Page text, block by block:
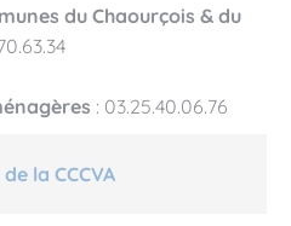
du Chaourçois & du
: 03.25.40.06.76
la CCCVA